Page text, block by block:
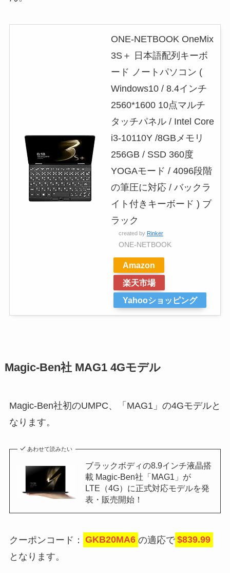
ONE-NETBOOK OneMix
3S＋ 日本語配列キーボ
ード ノートパソコン (
Windows10 / 8.4インチ
2560*1600 10点マルチ
タッチパネル / Intel Core
i3-10110Y /8GBメモリ
256GB / SSD 360度
YOGAモード / 4096段階
の筆圧に対応 / バックラ
イト付きキーボード ) ブ
ラック
created by Rinker
ONE-NETBOOK
Amazon
楽天市場
Yahooショッピング
Magic-Ben社 MAG1 4Gモデル
Magic-Ben社初のUMPC、「MAG1」の4Gモデルと
なります。
あわせて読みたい
ブラックボディの8.9インチ液晶搭
載 Magic-Ben社「MAG1」が
LTE（4G）に正式対応モデルを発
表・販売開始！
クーポンコード： GKB20MA6 の適応で $839.99
となります。